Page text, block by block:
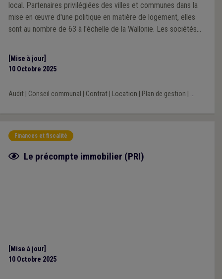
local. Partenaires privilégiées des villes et communes dans la
mise en œuvre d'une politique en matière de logement, elles
sont au nombre de 63 à l'échelle de la Wallonie. Les sociétés
mise en vente et en location de logements sur le territoire de la
Wallonie. Elles gèrent plus de 100.000 logements locatifs, soit
[Mise à jour]
10 Octobre 2025
Audit| Conseil communal Contrat| Location Plan de gestion ...
Finances et fiscalité
Fiche focus
Le précompte immobilier (PRI)
[Mise à jour]
10 Octobre 2025